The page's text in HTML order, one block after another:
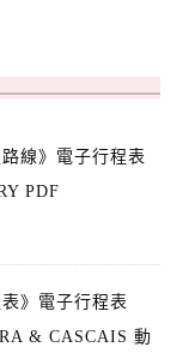
線》電子行程表
PDF
》電子行程表
& CASCAIS 動